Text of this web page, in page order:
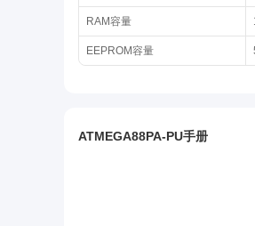
RAM容量
EEPROM容量
ATMEGA88PA-PU手册